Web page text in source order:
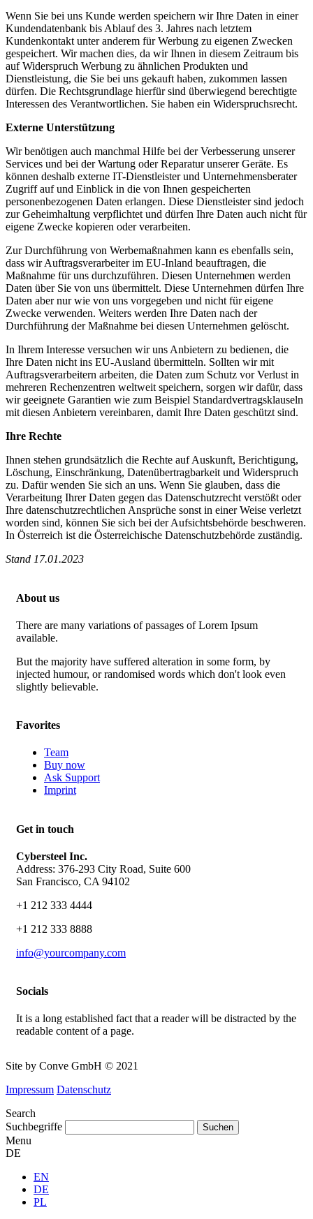
Wenn Sie bei uns Kunde werden speichern wir Ihre Daten in einer
Kundendatenbank bis Ablauf des 3. Jahres nach letztem
Kundenkontakt unter anderem für Werbung zu eigenen Zwecken
gespeichert. Wir machen dies, da wir Ihnen in diesem Zeitraum bis
auf Widerspruch Werbung zu ähnlichen Produkten und
Dienstleistung, die Sie bei uns gekauft haben, zukommen lassen
dürfen. Die Rechtsgrundlage hierfür sind überwiegend berechtigte
Interessen des Verantwortlichen. Sie haben ein Widerspruchsrecht.
Externe Unterstützung
Wir benötigen auch manchmal Hilfe bei der Verbesserung unserer
Services und bei der Wartung oder Reparatur unserer Geräte. Es
können deshalb externe IT-Dienstleister und Unternehmensberater
Zugriff auf und Einblick in die von Ihnen gespeicherten
personenbezogenen Daten erlangen. Diese Dienstleister sind jedoch
zur Geheimhaltung verpflichtet und dürfen Ihre Daten auch nicht für
eigene Zwecke kopieren oder verarbeiten.
Zur Durchführung von Werbemaßnahmen kann es ebenfalls sein,
dass wir Auftragsverarbeiter im EU-Inland beauftragen, die
Maßnahme für uns durchzuführen. Diesen Unternehmen werden
Daten über Sie von uns übermittelt. Diese Unternehmen dürfen Ihre
Daten aber nur wie von uns vorgegeben und nicht für eigene
Zwecke verwenden. Weiters werden Ihre Daten nach der
Durchführung der Maßnahme bei diesen Unternehmen gelöscht.
In Ihrem Interesse versuchen wir uns Anbietern zu bedienen, die
Ihre Daten nicht ins EU-Ausland übermitteln. Sollten wir mit
Auftragsverarbeitern arbeiten, die Daten zum Schutz vor Verlust in
mehreren Rechenzentren weltweit speichern, sorgen wir dafür, dass
wir geeignete Garantien wie zum Beispiel Standardvertragsklauseln
mit diesen Anbietern vereinbaren, damit Ihre Daten geschützt sind.
Ihre Rechte
Ihnen stehen grundsätzlich die Rechte auf Auskunft, Berichtigung,
Löschung, Einschränkung, Datenübertragbarkeit und Widerspruch
zu. Dafür wenden Sie sich an uns. Wenn Sie glauben, dass die
Verarbeitung Ihrer Daten gegen das Datenschutzrecht verstößt oder
Ihre datenschutzrechtlichen Ansprüche sonst in einer Weise verletzt
worden sind, können Sie sich bei der Aufsichtsbehörde beschweren.
In Österreich ist die Österreichische Datenschutzbehörde zuständig.
Stand 17.01.2023
About us
There are many variations of passages of Lorem Ipsum
available.
But the majority have suffered alteration in some form, by
injected humour, or randomised words which don't look even
slightly believable.
Favorites
Team
Buy now
Ask Support
Imprint
Get in touch
Cybersteel Inc.
Address: 376-293 City Road, Suite 600
San Francisco, CA 94102
+1 212 333 4444
+1 212 333 8888
info@yourcompany.com
Socials
It is a long established fact that a reader will be distracted by the
readable content of a page.
Site by Conve GmbH © 2021
Impressum Datenschutz
Search
Suchbegriffe
Menu
DE
EN
DE
PL